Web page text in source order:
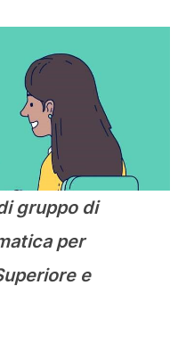
gruppo di
per
e